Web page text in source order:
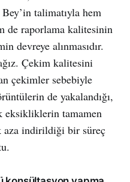
talimatıyla hem
de raporlama kalitesinin
devreye alınmasıdır.
Çekim kalitesini
çekimler sebebiyle
de yakalandığı,
eksikliklerin tamamen
aza indirildiği bir süreç